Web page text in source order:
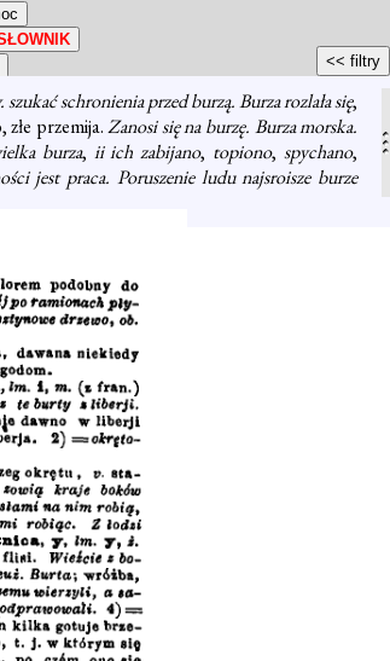
szukać schronienia przed burzą. Burza rozlała się,
złe przemija.Zanosi się na burzę. Burza morska.
burza, ii ich zabijano, topiono,spychano,
jest praca. Poruszenie ludu najsroisze burze